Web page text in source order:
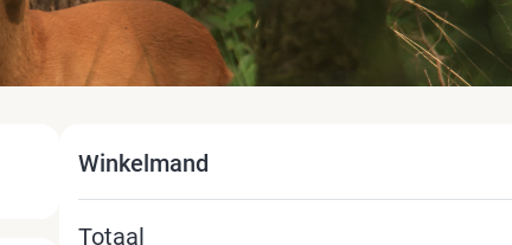
Winkelmand
Totaal